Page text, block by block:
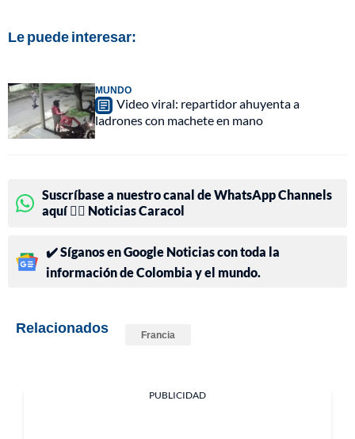
Le puede interesar:
MUNDO
Video viral: repartidor ahuyenta a
ladrones con machete en mano
Suscríbase a nuestro canal de WhatsApp Channels
aquí 👉🏻 Noticias Caracol
✔️ Síganos en Google Noticias con toda la
información de Colombia y el mundo.
Relacionados Francia
PUBLICIDAD